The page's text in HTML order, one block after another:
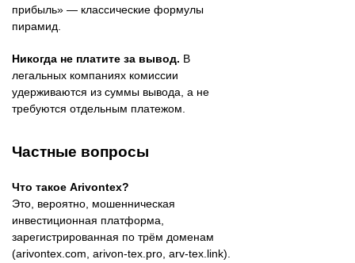
прибыль» — классические формулы
пирамид.
Никогда не платите за вывод. В
легальных компаниях комиссии
удерживаются из суммы вывода, а не
требуются отдельным платежом.
Частные вопросы
Что такое Arivontex?
Это, вероятно, мошенническая
инвестиционная платформа,
зарегистрированная по трём доменам
(arivontex.com, arivon-tex.pro, arv-tex.link).